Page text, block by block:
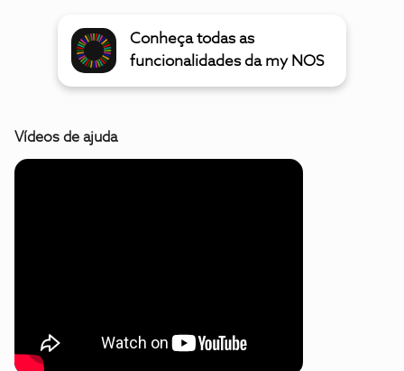
Conheça todas as
funcionalidades da my NOS
Vídeos de ajuda